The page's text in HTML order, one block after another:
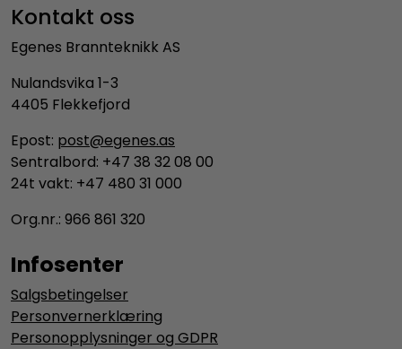
Kontakt oss
Egenes Brannteknikk AS
Nulandsvika 1-3
4405 Flekkefjord
Epost: post@egenes.as
Sentralbord: +47 38 32 08 00
24t vakt: +47 480 31 000
Org.nr.: 966 861 320
Infosenter
Salgsbetingelser
Personvernerklæring
Personopplysninger og GDPR